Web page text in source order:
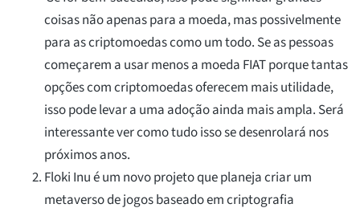
coisas não apenas para a moeda, mas possivelmente
para as criptomoedas como um todo. Se as pessoas
começarem a usar menos a moeda FIAT porque tantas
opções com criptomoedas oferecem mais utilidade,
isso pode levar a uma adoção ainda mais ampla. Será
interessante ver como tudo isso se desenrolará nos
próximos anos.
Floki Inu é um novo projeto que planeja criar um
metaverso de jogos baseado em criptografia